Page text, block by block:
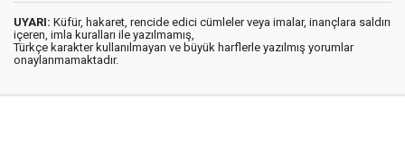
UYARI: Küfür, hakaret, rencide edici cümleler veya imalar, inançlara saldırı
içeren, imla kuralları ile yazılmamış,
Türkçe karakter kullanılmayan ve büyük harflerle yazılmış yorumlar
onaylanmamaktadır.